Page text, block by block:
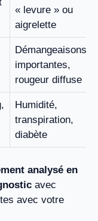
« levure » ou
aigrelette
Démangeaisons
importantes,
rougeur diffuse
Humidité,
transpiration,
diabète
analysé en
avec
avec votre